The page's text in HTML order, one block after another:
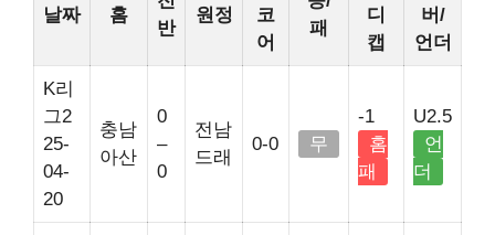
날짜 홈
반
원정
코
어
패
디
캡
버/
언더
K리
그2
25-
04-
20
충남
아산
0
–
0
전남
드래
0-0 무
-1
홈
패
U2.5
언
더